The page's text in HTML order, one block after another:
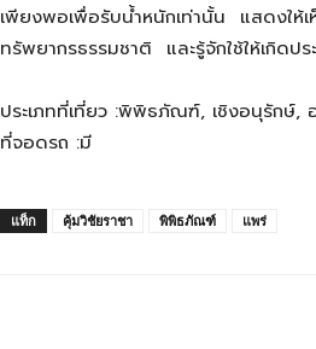
เพียงพอเพื่อรับน้ำหนักเท่านั้น แสดงใ
ทรัพยากรธรรมชาติ และรู้จักใช้ให้เกิดป
ประเภทที่เที่ยว :พิพิธภัณฑ์, เชิงอนุรักษ์,
ที่จอดรถ :มี
แท็ก คุ้มวิชัยราชา พิพิธภัณฑ์ แพร่